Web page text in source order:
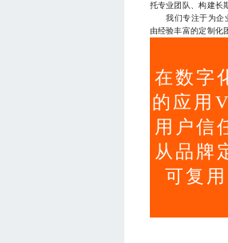
托专业团队、构建长
我们专注于为企
由经验丰富的定制化
在数字
的应用
用户信
从品牌
可复